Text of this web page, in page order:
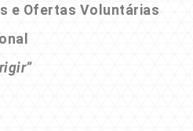
e Ofertas Voluntárias